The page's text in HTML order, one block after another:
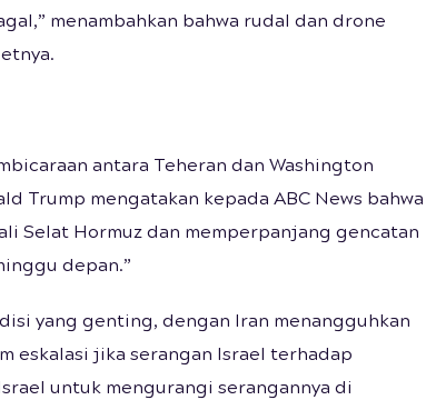
menambahkan bahwa rudal dan drone
antara Teheran dan Washington
Trump mengatakan kepada ABC News bahwa
Selat Hormuz dan memperpanjang gencatan
depan.”
yang genting, dengan Iran menangguhkan
eskalasi jika serangan Israel terhadap
untuk mengurangi serangannya di